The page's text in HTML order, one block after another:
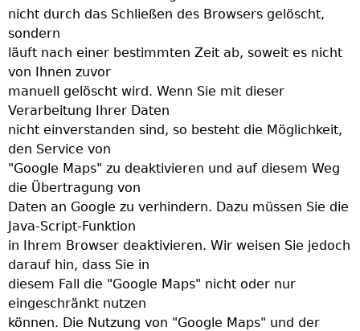
nicht durch das Schließen des Browsers gelöscht,
sondern
läuft nach einer bestimmten Zeit ab, soweit es nicht
von Ihnen zuvor
manuell gelöscht wird. Wenn Sie mit dieser
Verarbeitung Ihrer Daten
nicht einverstanden sind, so besteht die Möglichkeit,
den Service von
"Google Maps" zu deaktivieren und auf diesem Weg
die Übertragung von
Daten an Google zu verhindern. Dazu müssen Sie die
Java-Script-Funktion
in Ihrem Browser deaktivieren. Wir weisen Sie jedoch
darauf hin, dass Sie in
diesem Fall die "Google Maps" nicht oder nur
eingeschränkt nutzen
können. Die Nutzung von "Google Maps" und der